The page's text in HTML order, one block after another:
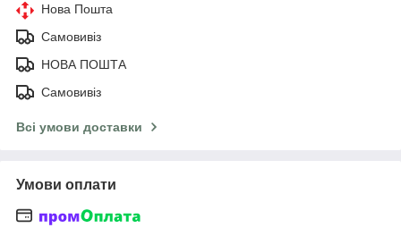
Нова Пошта
Самовивіз
НОВА ПОШТА
Самовивіз
Всі умови доставки
Умови оплати